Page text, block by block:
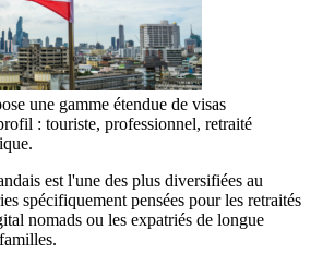
une gamme étendue de visas
: touriste, professionnel, retraité
est l'une des plus diversifiées au
spécifiquement pensées pour les retraités
nomads ou les expatriés de longue